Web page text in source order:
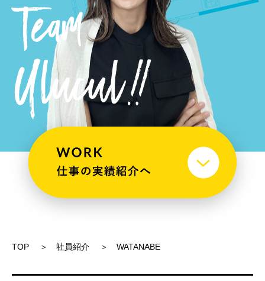
TOP 社員紹介 WATANABE